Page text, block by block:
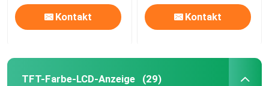
Kontakt Kontakt
TFT-Farbe-LCD-Anzeige (29)